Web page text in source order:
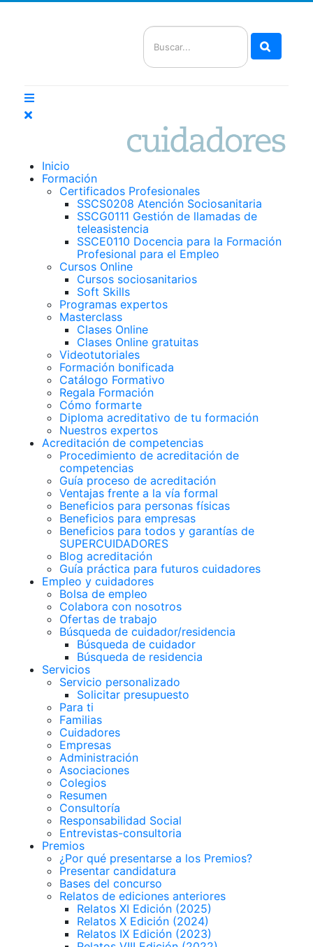
Inicio
Formación
Certificados Profesionales
SSCS0208 Atención Sociosanitaria
SSCG0111 Gestión de llamadas de
teleasistencia
SSCE0110 Docencia para la Formación
Profesional para el Empleo
Cursos Online
Cursos sociosanitarios
Soft Skills
Programas expertos
Masterclass
Clases Online
Clases Online gratuitas
Videotutoriales
Formación bonificada
Catálogo Formativo
Regala Formación
Cómo formarte
Diploma acreditativo de tu formación
Nuestros expertos
Acreditación de competencias
Procedimiento de acreditación de
competencias
Guía proceso de acreditación
Ventajas frente a la vía formal
Beneficios para personas físicas
Beneficios para empresas
Beneficios para todos y garantías de
SUPERCUIDADORES
Blog acreditación
Guía práctica para futuros cuidadores
Empleo y cuidadores
Bolsa de empleo
Colabora con nosotros
Ofertas de trabajo
Búsqueda de cuidador/residencia
Búsqueda de cuidador
Búsqueda de residencia
Servicios
Servicio personalizado
Solicitar presupuesto
Para ti
Familias
Cuidadores
Empresas
Administración
Asociaciones
Colegios
Resumen
Consultoría
Responsabilidad Social
Entrevistas-consultoria
Premios
¿Por qué presentarse a los Premios?
Presentar candidatura
Bases del concurso
Relatos de ediciones anteriores
Relatos XI Edición (2025)
Relatos X Edición (2024)
Relatos IX Edición (2023)